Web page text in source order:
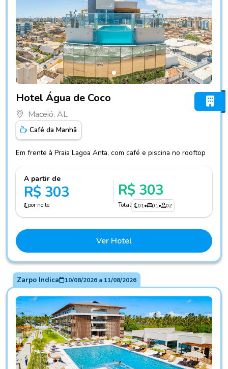
Fotos do hotel Hotel Água de Coco
Hotel Água de Coco
Maceió, AL
Café da Manhã
Em frente à Praia Lagoa Anta, com café e piscina no rooftop
A partir de
R$ 303
por noite
R$ 303
Total 01• 01• 02
Ver Hotel
Zarpo Indica 10/08/2026a 11/08/2026